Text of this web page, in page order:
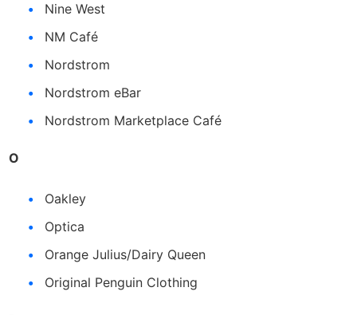
Nine West
NM Café
Nordstrom
Nordstrom eBar
Nordstrom Marketplace Café
O
Oakley
Optica
Orange Julius/Dairy Queen
Original Penguin Clothing